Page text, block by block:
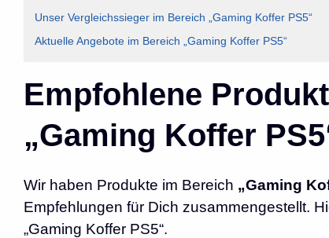
Unser Vergleichssieger im Bereich „Gaming Koffer PS5“
Aktuelle Angebote im Bereich „Gaming Koffer PS5“
Empfohlene
„Gaming Koffer
Wir haben Produkte im Bereich „Gaming
Empfehlungen für Dich zusammengestellt.
„Gaming Koffer PS5“.